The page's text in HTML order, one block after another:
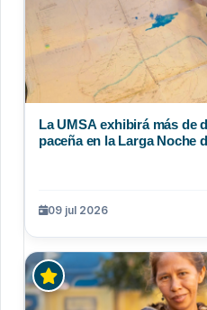
La UMSA exhibirá más de
paceña en la Larga Noche
09 jul 2026